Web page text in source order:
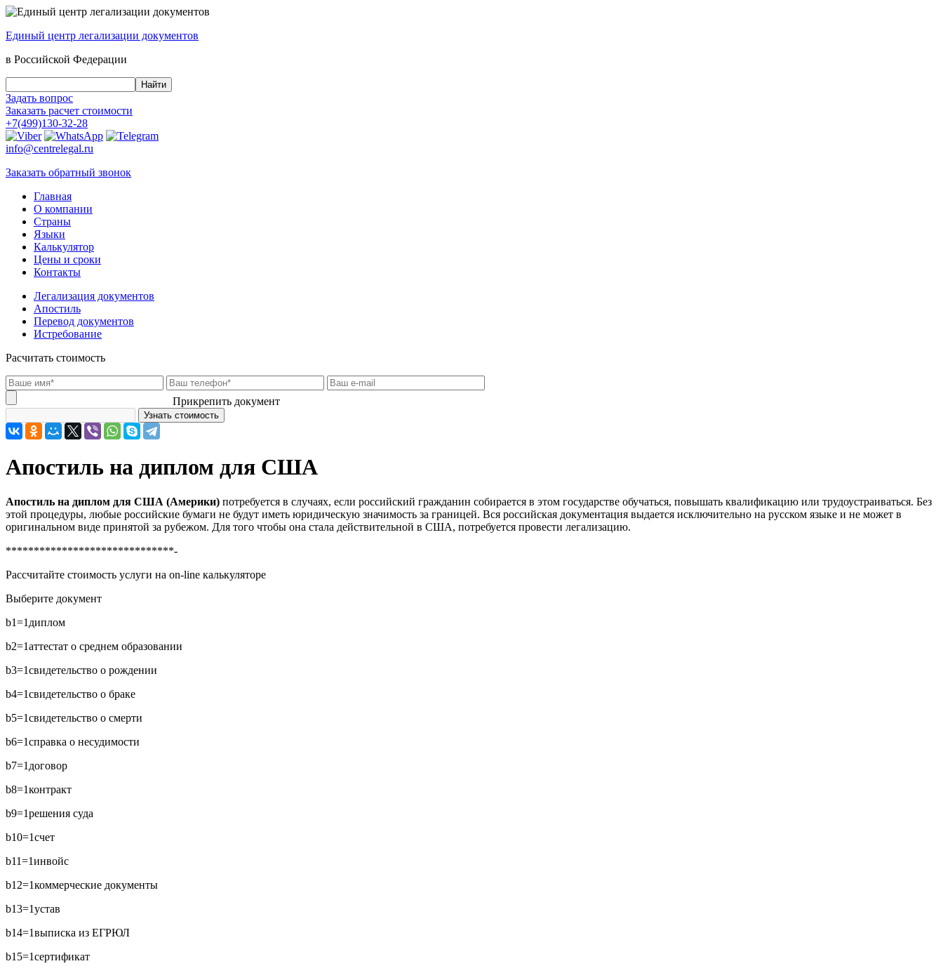
Единый центр легализации документов
в Российской Федерации
Задать вопрос
Заказать расчет стоимости
+7(499)130-32-28
info@centrelegal.ru
Заказать обратный звонок
Главная
О компании
Страны
Языки
Калькулятор
Цены и сроки
Контакты
Легализация документов
Апостиль
Перевод документов
Истребование
Расчитать стоимость
Прикрепить документ
Апостиль на диплом для США
Апостиль на диплом для США (Америки) потребуется в случаях, если российский гражданин собирается в этом государстве обучаться, повышать квалификацию или трудоустраиваться. Без
этой процедуры, любые российские бумаги не будут иметь юридическую значимость за границей. Вся российская документация выдается исключительно на русском языке и не может в
оригинальном виде принятой за рубежом. Для того чтобы она стала действительной в США, потребуется провести легализацию.
******************************-
Рассчитайте стоимость услуги на on-line калькуляторе
Выберите документ
b1=1 диплом
b2=1аттестат о среднем образовании
b3=1свидетельство о рождении
b4=1свидетельство о браке
b5=1свидетельство о смерти
b6=1справка о несудимости
b7=1 договор
b8=1контракт
b9=1решения суда
b10=1счет
b11=1инвойс
b12=1коммерческие документы
b13=1устав
b14=1выписка из ЕГРЮЛ
b15=1сертификат